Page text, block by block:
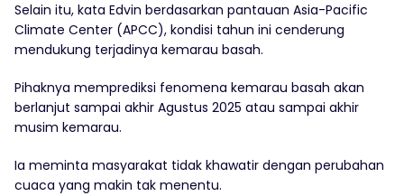
Selain itu, kata Edvin berdasarkan pantauan Asia-Pacific
Climate Center (APCC), kondisi tahun ini cenderung
mendukung terjadinya kemarau basah.
Pihaknya memprediksi fenomena kemarau basah akan
berlanjut sampai akhir Agustus 2025 atau sampai akhir
musim kemarau.
Ia meminta masyarakat tidak khawatir dengan perubahan
cuaca yang makin tak menentu.